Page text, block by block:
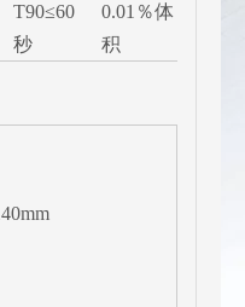
T90≤60
秒
0.01％体
积